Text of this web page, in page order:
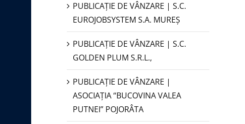
PUBLICAŢIE DE VÂNZARE | S.C.
EUROJOBSYSTEM S.A. MUREȘ
PUBLICAȚIE DE VÂNZARE | S.C.
GOLDEN PLUM S.R.L.,
PUBLICAŢIE DE VÂNZARE |
ASOCIAȚIA “BUCOVINA VALEA
PUTNEI” POJORÂTA